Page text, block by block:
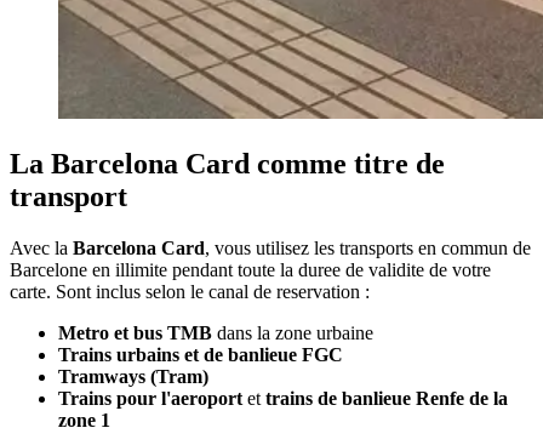
La Barcelona Card comme titre de
transport
Avec la Barcelona Card, vous utilisez les transports en commun de
Barcelone en illimite pendant toute la duree de validite de votre
carte. Sont inclus selon le canal de reservation :
Metro et bus TMB dans la zone urbaine
Trains urbains et de banlieue FGC
Tramways (Tram)
Trains pour l'aeroport et trains de banlieue Renfe de la
zone 1